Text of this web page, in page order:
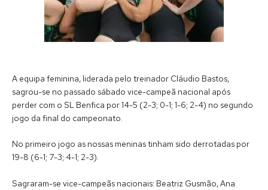
A equipa feminina, liderada pelo treinador Cláudio Bastos,
sagrou-se no passado sábado vice-campeã nacional após
perder com o SL Benfica por 14-5 (2-3; 0-1; 1-6; 2-4) no segundo
jogo da final do campeonato.
No primeiro jogo as nossas meninas tinham sido derrotadas por
19-8 (6-1; 7-3; 4-1; 2-3).
Sagraram-se vice-campeãs nacionais: Beatriz Gusmão, Ana